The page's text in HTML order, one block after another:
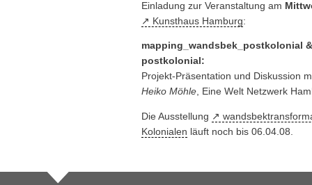
Einladung zur Veranstaltung am
Kunsthaus Hamburg:
mapping_wandsbek_postkolonial
postkolonial:
Projekt-Präsentation und Diskussion
Heiko Möhle, Eine Welt Netzwerk
Die Ausstellung
Kolonialen läuft noch bis 06.04.08.